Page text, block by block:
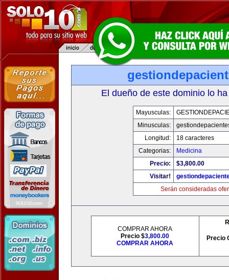
El dueño de este dominio lo
Mayusculas:
Minusculas:
Longitud:
18 caracteres
Categorias:
Medicina
Precio:
$3,800.00
Visitar!
Serán consideradas
COMPRAR AHORA
Precio $3,800.00
COMPRAR AHORA
Precio